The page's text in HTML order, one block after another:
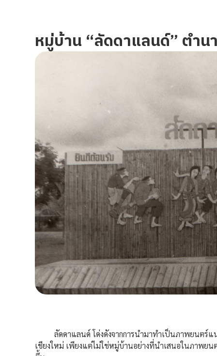
หมู่บ้าน “ลัดดาแลนด์” ตำน
ลัดดาแลนด์โด่งดังจากการนำมาทำเป็นภาพยนตร์
เชียงใหม่ เพียงแต่ไม่ใช่หมู่บ้านอย่างที่นำเสนอในภาพยน